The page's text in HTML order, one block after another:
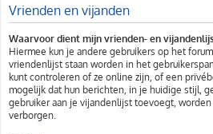
Vrienden en vijanden
Waarvoor dient mijn vrienden- en
Hiermee kun je andere gebruikers op het
vriendenlijst staan worden in het
kunt controleren of ze online zijn, of een
mogelijk dat hun berichten, in je huidige stijl,
gebruiker aan je vijandenlijst toevoegt,
verborgen.